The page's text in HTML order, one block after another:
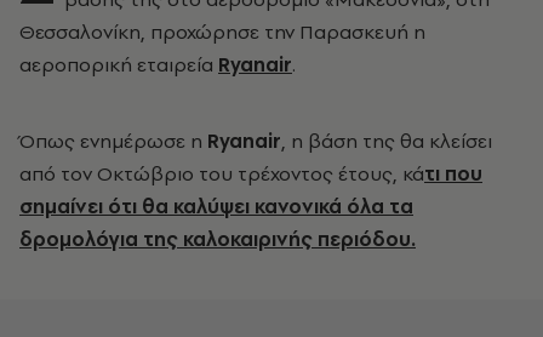
Θεσσαλονίκη, προχώρησε την Παρασκευή η
αεροπορική εταιρεία Ryanair.
Όπως ενημέρωσε η Ryanair, η βάση της θα κλείσει
από τον Οκτώβριο του τρέχοντος έτους, κάτι που
σημαίνει ότι θα καλύψει κανονικά όλα τα
δρομολόγια της καλοκαιρινής περιόδου.